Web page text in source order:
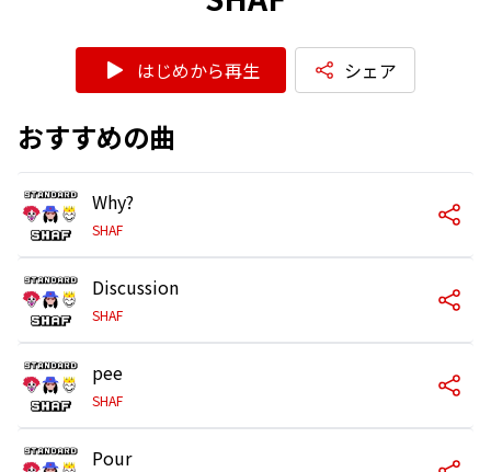
はじめから再生 シェア
おすすめの曲
Why?
SHAF
Discussion
SHAF
pee
SHAF
Pour